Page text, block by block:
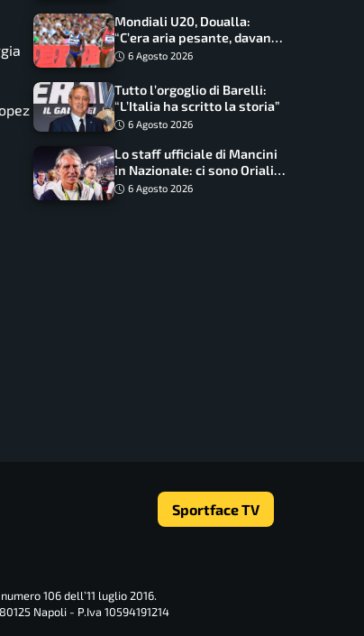
Mondiali U20, Doualla:
“C’era aria pesante, davano
le mascherine! Finale? Non
6 Agosto 2026
Tutto l’orgoglio di Barelli:
“L’Italia ha scritto la storia”
6 Agosto 2026
Lo staff ufficiale di Mancini
in Nazionale: ci sono Oriali e
Bonucci, confermato un
6 Agosto 2026
Sportface TV
106 dell’11 luglio 2016.
Napoli - P.Iva 10594191214